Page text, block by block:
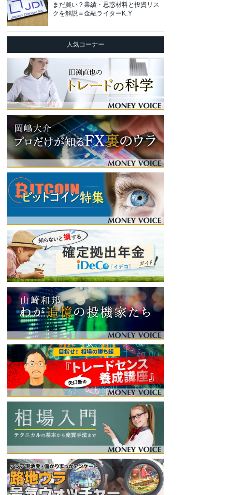
まだ買い？業績・思惑材料と投資リス
クを解説＝金融ライターK.Y
人気コーナー